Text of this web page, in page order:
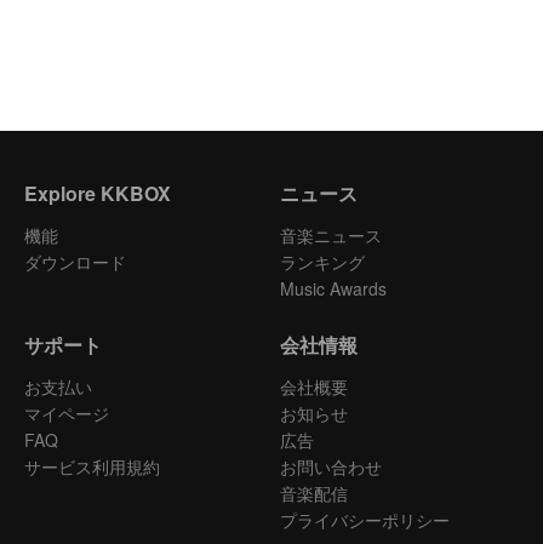
Explore KKBOX
機能
ダウンロード
ニュース
音楽ニュース
ランキング
Music Awards
サポート
お支払い
マイページ
FAQ
サービス利用規約
会社情報
会社概要
お知らせ
広告
お問い合わせ
音楽配信
プライバシーポリシー